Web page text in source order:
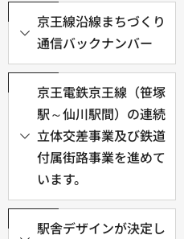
京王線沿線まちづくり
通信バックナンバー
京王電鉄京王線（笹塚
駅～仙川駅間）の連続
立体交差事業及び鉄道
付属街路事業を進めて
います。
駅舎デザインが決定し